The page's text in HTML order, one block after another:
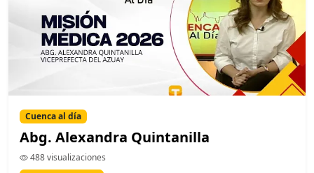
Cuenca al día
Abg. Alexandra Quintanilla
488 visualizaciones